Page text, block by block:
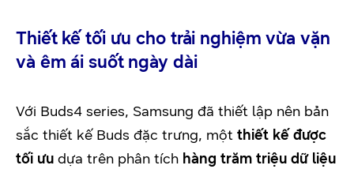
Thiết kế tối ưu cho trải nghiệm vừa vặn
và êm ái suốt ngày dài
Với Buds4 series, Samsung đã thiết lập nên bản
sắc thiết kế Buds đặc trưng, một thiết kế được
tối ưu dựa trên phân tích hàng trăm triệu dữ liệu